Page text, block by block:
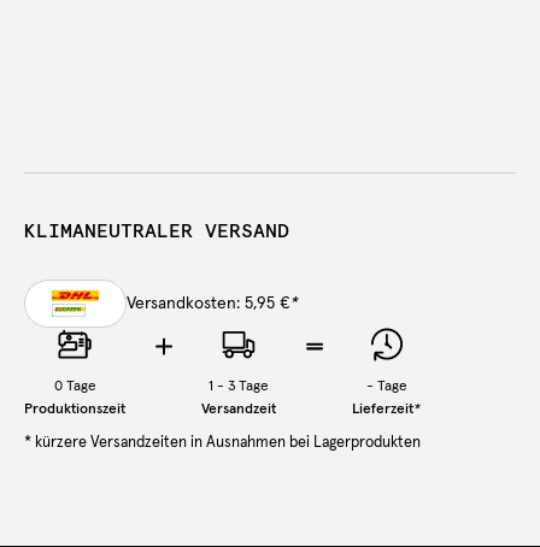
KLIMANEUTRALER VERSAND
Versandkosten: 5,95 €*
0Tage
Produktionszeit
1 - 3 Tage
Versandzeit
- Tage
Lieferzeit*
* kürzere Versandzeiten in Ausnahmen bei Lagerprodukten